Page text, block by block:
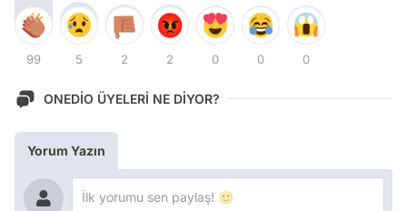
99 5 2 2 0 0 0
ONEDİO ÜYELERİ NE DİYOR?
Yorum Yazın